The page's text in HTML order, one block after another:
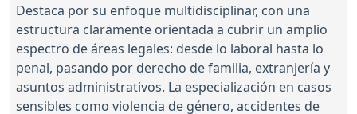
Destaca por su enfoque multidisciplinar, con una
estructura claramente orientada a cubrir un amplio
espectro de áreas legales: desde lo laboral hasta lo
penal, pasando por derecho de familia, extranjería y
asuntos administrativos. La especialización en casos
sensibles como violencia de género, accidentes de